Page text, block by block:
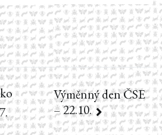
Výměnný den ČSE
– 22.10.